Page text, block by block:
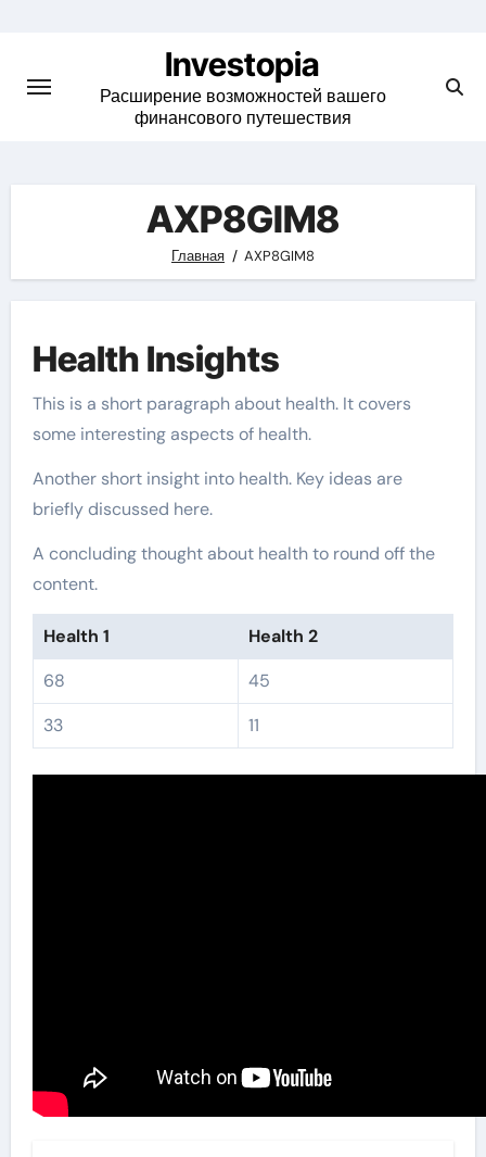
content
Investopia
Расширение возможностей вашего
финансового путешествия
AXP8GIM8
Главная AXP8GIM8
Health Insights
This is a short paragraph about health. It covers
some interesting aspects of health.
Another short insight into health. Key ideas are
briefly discussed here.
A concluding thought about health to round off the
content.
Health 1
Health 2
68
45
33
11